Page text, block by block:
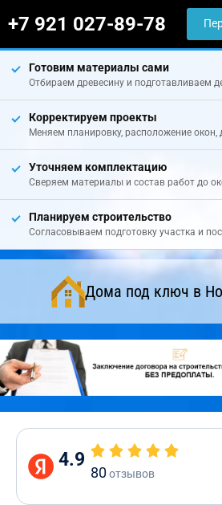
+7 921 027-89-78
Готовим материалы сами
Отбираем древесину и подготавливаем
Корректируем проекты
Меняем планировку, расположение окон,
Уточняем комплектацию
Сверяем материалы и состав работ до
Планируем строительство
Согласовываем подготовку участка и
Дома под ключ в
4.9
80отзывов